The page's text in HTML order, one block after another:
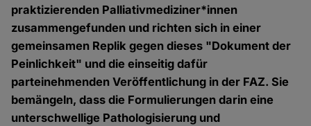
praktizierenden Palliativmediziner*innen
zusammengefunden und richten sich in einer
gemeinsamen Replik gegen dieses "Dokument der
Peinlichkeit" und die einseitig dafür
parteinehmenden Veröffentlichung in der FAZ. Sie
bemängeln, dass die Formulierungen darin eine
unterschwellige Pathologisierung und